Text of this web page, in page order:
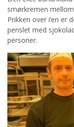
smørkremen
Prikken over i’en er
penslet med
personer.